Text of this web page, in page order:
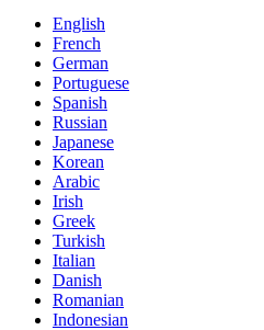
English
French
German
Portuguese
Spanish
Russian
Japanese
Korean
Arabic
Irish
Greek
Turkish
Italian
Danish
Romanian
Indonesian